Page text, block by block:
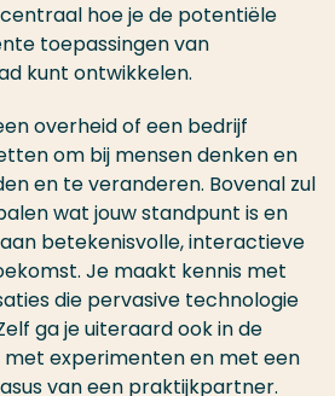
hoe je de potentiële
toepassingen van
kunt ontwikkelen.
overheid of een bedrijf
om bij mensen denken en
en te veranderen. Bovenal zul
wat jouw standpunt is en
betekenisvolle, interactieve
Je maakt kennis met
die pervasive technologie
ga je uiteraard ook in de
met experimenten en met een
van een praktijkpartner.